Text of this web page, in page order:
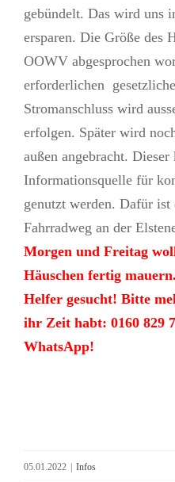
gebündelt. Das wird uns
ersparen. Die Größe des
OOWV abgesprochen
erforderlichen
Stromanschluss wird
erfolgen. Später wird
außen angebracht.
Informationsquelle für
genutzt werden. Dafür
Fahrradweg an der
Morgen und Freitag
Häuschen fertig
Helfer gesucht! Bitte
ihr Zeit habt: 0160 829
WhatsApp!
05.01.2022 | Infos